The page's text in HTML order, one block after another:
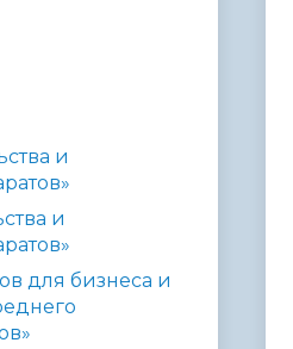
и
и
для бизнеса и